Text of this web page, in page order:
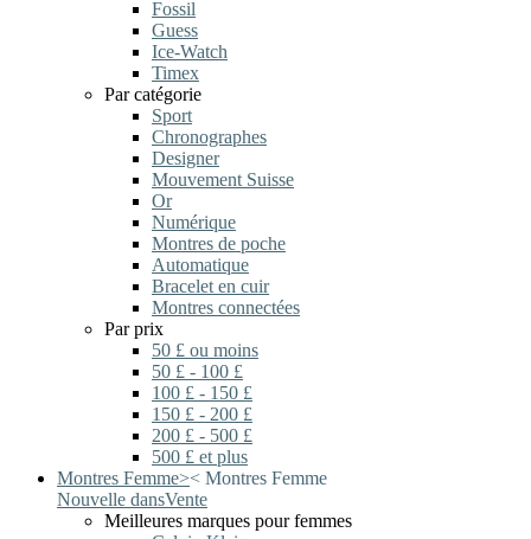
Fossil
Guess
Ice-Watch
Timex
Par catégorie
Sport
Chronographes
Designer
Mouvement Suisse
Or
Numérique
Montres de poche
Automatique
Bracelet en cuir
Montres connectées
Par prix
50 £ ou moins
50 £ - 100 £
100 £ - 150 £
150 £ - 200 £
200 £ - 500 £
500 £ et plus
Montres Femme>< Montres Femme
Nouvelle dansVente
Meilleures marques pour femmes